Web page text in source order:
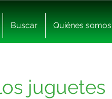
Buscar Quiénes somos
juguetes